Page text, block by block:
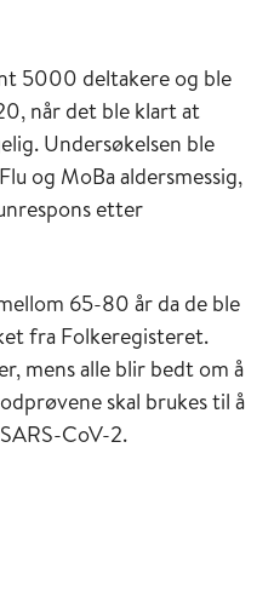
5000 deltakere og ble
når det ble klart at
Undersøkelsen ble
og MoBa aldersmessig,
etter
65-80 år da de ble
fra Folkeregisteret.
mens alle blir bedt om å
skal brukes til å
CoV-2.